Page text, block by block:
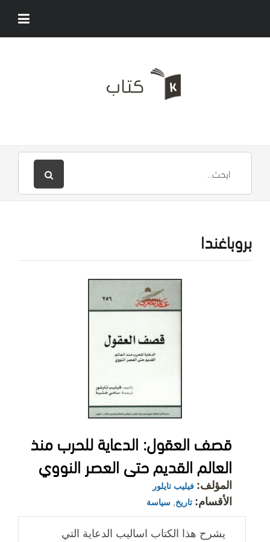
بروباغندا
قصف العقول: الدعاية للحرب منذ
العالم القديم حتى العصر النووي
المؤلف: فيليب تايلور
الأقسام: تاريخ سياسة
يشرح هذا الكتاب اساليب الدعاية التي